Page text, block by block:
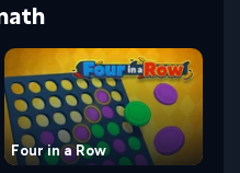
Four in a Row